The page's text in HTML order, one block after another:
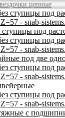
цепные
ступицы под
под две
с